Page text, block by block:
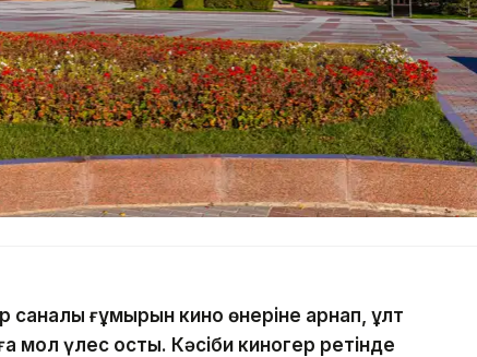
саналы ғұмырын кино өнеріне арнап, ұлт
мол үлес қосты. Кәсіби киногер ретінде